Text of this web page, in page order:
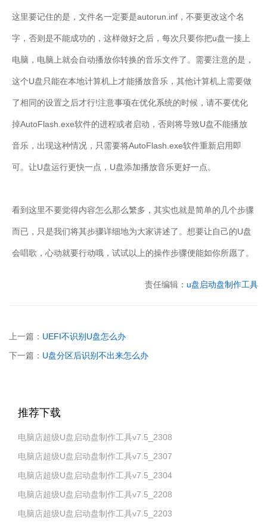
这里要记住的是，文件名一定要是autorun.inf，不要更改这个名
字，否则是不能成功的，这样做好之后，每次只要你把u盘一接上
电脑，电脑上就会自动播放你转换的音乐文件了。需要注意的是，
这个U盘只能在本地计算机上才能播放音乐，其他计算机上需要做
了相同的设置之后才行!注意事项在优化系统的时候，请不要优化
掉AutoFlash.exe软件的进程或者启动，否则将导致U盘不能播放
音乐，出现这种情况，只需要将AutoFlash.exe软件重新启用即
可。让U盘运行更快一点，U盘添加播放音乐更好一点。
看到这里不要觉得内容怎么那么繁多，其实也就是简单的几个步骤
而已，只是我们将其步骤详细地为大家讲述了。想要让自己的U盘
会唱歌，心动就要行动哦，试试以上的操作步骤便能如你所愿了。
责任编辑： u盘启动盘制作工具
上一篇： UEFI不识别U盘怎么办
下一篇： U盘分区后识别不出来怎么办
推荐下载
电脑店超级U盘启动盘制作工具v7.5_2308
电脑店超级U盘启动盘制作工具v7.5_2307
电脑店超级U盘启动盘制作工具v7.5_2304
电脑店超级U盘启动盘制作工具v7.5_2208
电脑店超级U盘启动盘制作工具v7.5_2203